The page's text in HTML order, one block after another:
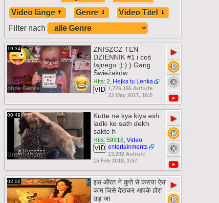
Video länge
Genre
Video Titel
Filter nach
19:34
ohne Genre
ZNISZCZ TEN
DZIENNIK #1 i coś
fajnego :):):) Gang
Świeżaków
Hits: 2, Hejka tu Lenka
VID 1,776,155 Aufrufe
23 May 2017, 16:0
▶
00:49
Unterhaltung
Kutte ne kya kiya esh
ladki ke sath dekh
sakte h
Hits: 59818, Video
entertainments
VID
13,292 Aufrufe
15 Feb 2018, 3:57
▶
02:06
इस औरत ने कुत्ते से कराया ऐसा
काम जिसे देखकर आपके होश
उड़ जा
▶